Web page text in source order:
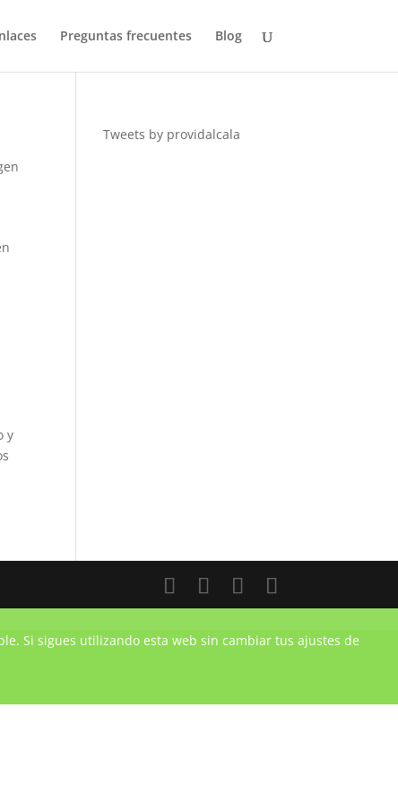
Preguntas frecuentes Blog
y
Tweets by providalcala
Si sigues utilizando esta web sin cambiar tus ajustes de